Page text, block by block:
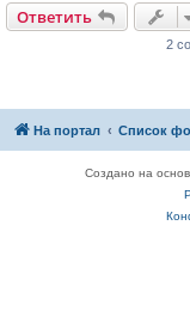
Ответить
2
На портал Список
Создано на